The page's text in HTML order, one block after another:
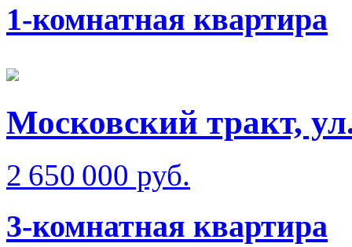
1-комнатная квартира
Московский тракт,
2 650 000 руб.
3-комнатная квартира